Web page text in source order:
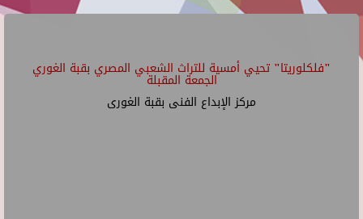
"فلكلوريتا" تحيي أمسية للتراث الشعبي المصري بقبة الغوري
الجمعة المقبلة
مركز الإبداع الفنى بقبة الغورى